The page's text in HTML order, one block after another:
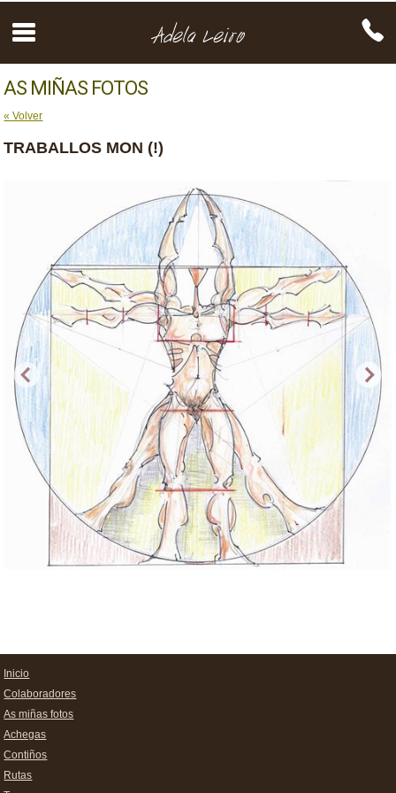
AS MIÑAS FOTOS
« Volver
TRABALLOS MON (!)
Inicio
Colaboradores
As miñas fotos
Achegas
Contiños
Rutas